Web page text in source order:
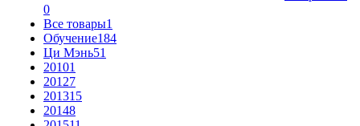
0
Все товары1
Обучение184
Ци Мэнь51
20101
20127
201315
20148